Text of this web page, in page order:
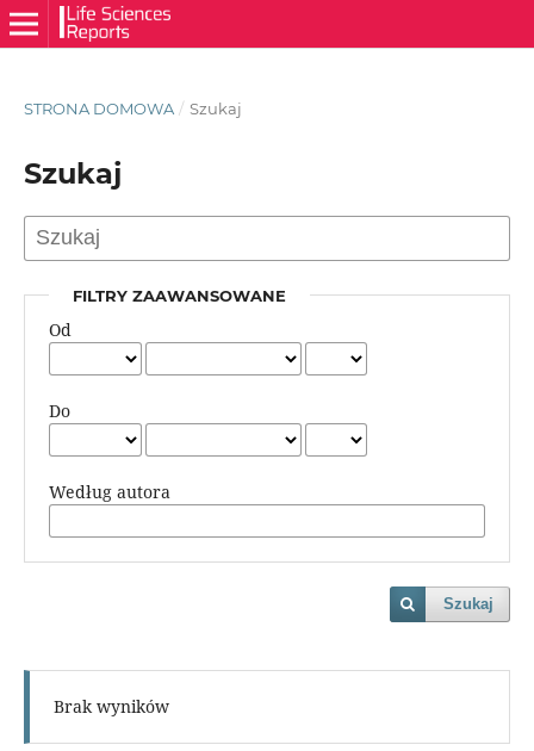
STRONA DOMOWA / Szukaj
Szukaj
FILTRY ZAAWANSOWANE
Od
Do
Według autora
Szukaj
Brak wyników